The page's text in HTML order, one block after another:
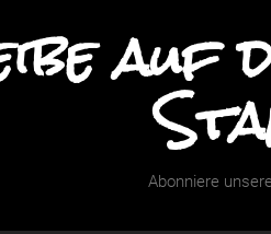
auf
Abonniere